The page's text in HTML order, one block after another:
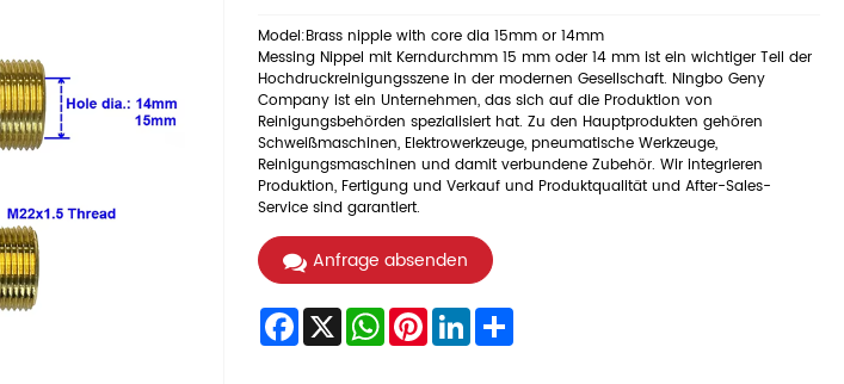
Model:Brass nipple with core dia 15mm or 14mm
Messing Nippel mit Kerndurchmm 15 mm oder 14 mm ist ein wichtiger Teil der
Hochdruckreinigungsszene in der modernen Gesellschaft. Ningbo Geny
Company ist ein Unternehmen, das sich auf die Produktion von
Reinigungsbehörden spezialisiert hat. Zu den Hauptprodukten gehören
Schweißmaschinen, Elektrowerkzeuge, pneumatische Werkzeuge,
Reinigungsmaschinen und damit verbundene Zubehör. Wir integrieren
Produktion, Fertigung und Verkauf und Produktqualität und After-Sales-
Service sind garantiert.
Anfrage absenden
Facebook
X WhatsApp
PinterestLinkedInShare